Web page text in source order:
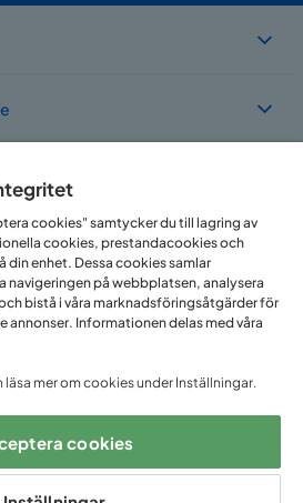
i flera länder
på:
cookies" samtycker du till lagring av
cookies, prestandacookies och
enhet. Dessa cookies samlar
på webbplatsen, analysera
bistå i våra marknadsföringsåtgärder för
annonser. Informationen delas med våra
läsa mer om cookies under Inställningar.
cookies